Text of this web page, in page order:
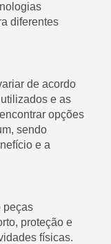
diferentes
de acordo
e as
opções
sendo
e a
peças
proteção e
físicas.